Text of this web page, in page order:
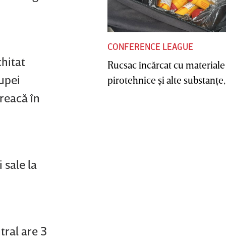
în
sale la
are 3
CONFERENCE LEAGUE
Rucsac încărcat cu materiale
pirotehnice şi alte substanţe,